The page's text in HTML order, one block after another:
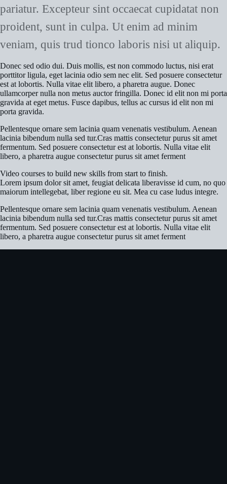
pariatur. Excepteur sint occaecat cupidatat non
proident, sunt in culpa. Ut enim ad minim
veniam, quis trud tionco laboris nisi ut aliquip.
Donec sed odio dui. Duis mollis, est non commodo luctus, nisi erat
porttitor ligula, eget lacinia odio sem nec elit. Sed posuere consectetur
est at lobortis. Nulla vitae elit libero, a pharetra augue. Donec
ullamcorper nulla non metus auctor fringilla. Donec id elit non mi porta
gravida at eget metus. Fusce dapibus, tellus ac cursus id elit non mi
porta gravida.
Pellentesque ornare sem lacinia quam venenatis vestibulum. Aenean
lacinia bibendum nulla sed tur.Cras mattis consectetur purus sit amet
fermentum. Sed posuere consectetur est at lobortis. Nulla vitae elit
libero, a pharetra augue consectetur purus sit amet ferment
Video courses to build new skills from start to finish.
Lorem ipsum dolor sit amet, feugiat delicata liberavisse id cum, no quo
maiorum intellegebat, liber regione eu sit. Mea cu case ludus integre.
Pellentesque ornare sem lacinia quam venenatis vestibulum. Aenean
lacinia bibendum nulla sed tur.Cras mattis consectetur purus sit amet
fermentum. Sed posuere consectetur est at lobortis. Nulla vitae elit
libero, a pharetra augue consectetur purus sit amet ferment